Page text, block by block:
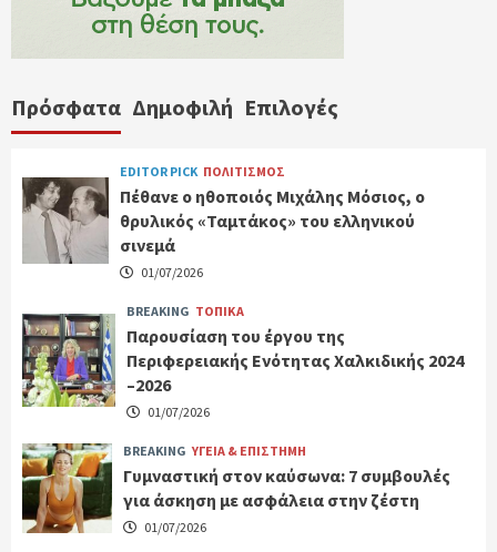
Πρόσφατα Δημοφιλή Επιλογές
EDITOR PICK ΠΟΛΙΤΙΣΜΟΣ
Πέθανε ο ηθοποιός Μιχάλης Μόσιος, ο
θρυλικός «Ταμτάκος» του ελληνικού
σινεμά
01/07/2026
BREAKING ΤΟΠΙΚΑ
Παρουσίαση του έργου της
Περιφερειακής Ενότητας Χαλκιδικής 2024
–2026
01/07/2026
BREAKING ΥΓΕΙΑ & ΕΠΙΣΤΗΜΗ
Γυμναστική στον καύσωνα: 7 συμβουλές
για άσκηση με ασφάλεια στην ζέστη
01/07/2026